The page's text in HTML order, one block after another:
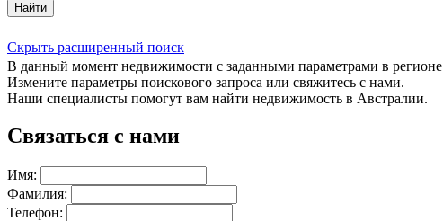
Найти
Скрыть расширенный поиск
В данный момент недвижимости с заданными параметрами в регионе
Измените параметры поискового запроса или свяжитесь с нами.
Наши специалисты помогут вам найти недвижимость в Австралии.
Связаться с нами
Имя:
Фамилия:
Телефон: